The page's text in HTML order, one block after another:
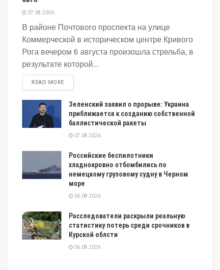
07.08.2026
В районе Почтового проспекта на улице
Коммерческой в историческом центре Кривого
Рога вечером 6 августа произошла стрельба, в
результате которой...
READ MOREDETAILS
Зеленский заявил о прорыве: Украина
приближается к созданию собственной
баллистической ракеты
07.08.2026
Российские беспилотники
хладнокровно отбомбились по
немецкому грузовому судну в Черном
море
06.08.2026
Расследователи раскрыли реальную
статистику потерь среди срочников в
Курской облсти
06.08.2026